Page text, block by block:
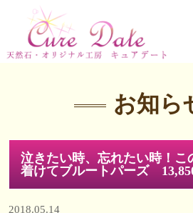
お知ら
泣きたい時、忘れたい時！こ
着けてブルートパーズ
2018.05.14